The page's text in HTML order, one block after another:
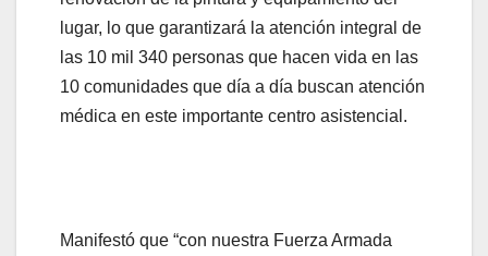
lugar, lo que garantizará la atención integral de
las 10 mil 340 personas que hacen vida en las
10 comunidades que día a día buscan atención
médica en este importante centro asistencial.
Manifestó que “con nuestra Fuerza Armada